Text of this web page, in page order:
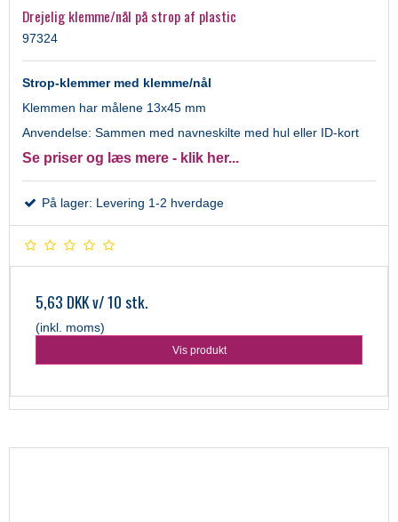
Drejelig klemme/nål på strop af plastic
97324
Strop-klemmer med klemme/nål
Klemmen har målene 13x45 mm
Anvendelse: Sammen med navneskilte med hul eller ID-kort
Se priser og læs mere - klik her...
På lager: Levering 1-2 hverdage
5,63 DKKv/ 10 stk.
(inkl. moms)
Vis produkt